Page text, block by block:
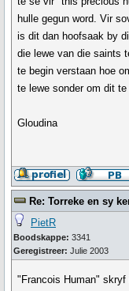
hulle gegun word. Vir
is dit dan hoofsaak by
die lewe van die saints
te begin verstaan hoe
te lewe sonder om dit
Gloudina
Re: Torreke en sy
PietR
Boodskappe: 3341
Geregistreer: Julie 2003
"Francois Human" skryf